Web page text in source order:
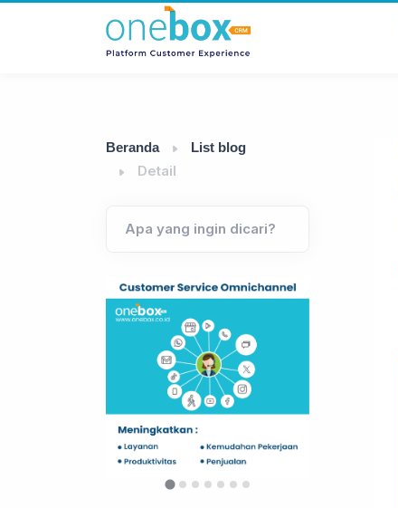
Beranda List blog
Detail
Apa yang ingin dicari?